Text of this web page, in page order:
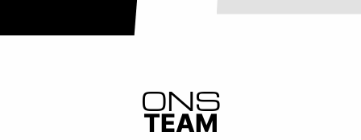
ONS
TEAM